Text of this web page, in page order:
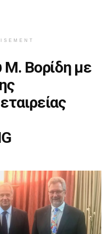
Μ. Βορίδη με